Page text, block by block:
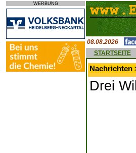
WERBUNG
08.08.2026
STARTSEITE
Nachrichten
Drei